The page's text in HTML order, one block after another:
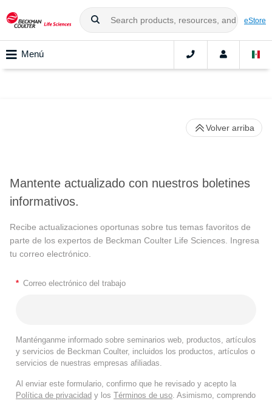
eStore
Menú
Mantente actualizado con nuestros boletines
informativos.
Recibe actualizaciones oportunas sobre tus temas favoritos de
parte de los expertos de Beckman Coulter Life Sciences. Ingresa
tu correo electrónico.
* Correo electrónico del trabajo
Manténganme informado sobre seminarios web, productos, artículos
y servicios de Beckman Coulter, incluidos los productos, artículos o
servicios de nuestras empresas afiliadas.
Al enviar este formulario, confirmo que he revisado y acepto la
Política de privacidad y los Términos de uso . Asimismo, comprendo
Volver arriba